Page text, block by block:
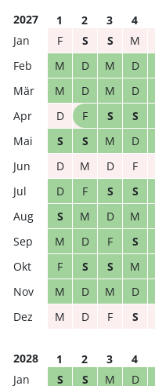
2027 1 2 3 4
F
S S M
M
D M D
M
D M D
D
F S S
S
S M D
D
M D F
D
F S S
S
M D M
M
D F S
F
S S M
M
D M D
M
D F S
2028 1 2 3 4
S
S M D